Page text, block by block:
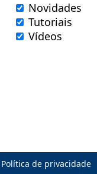
Novidades
Tutoriais
Vídeos
Política de privacidade